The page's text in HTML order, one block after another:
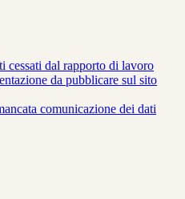
cessati dal rapporto di lavoro
da pubblicare sul sito
comunicazione dei dati